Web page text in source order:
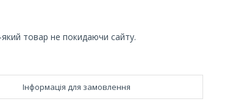
товар не покидаючи сайту.
Інформація для замовлення